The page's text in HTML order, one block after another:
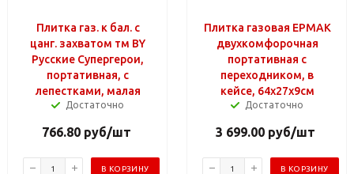
Плитка газ. к бал. с
цанг. захватом тм BY
Русские Супергерои,
портативная, с
лепестками, малая
Достаточно
766.80руб/шт
В КОРЗИНУ
Плитка газовая ЕРМАК
двухкомфорочная
портативная с
переходником, в
кейсе, 64х27х9см
Достаточно
3 699.00 руб/шт
В КОРЗИНУ